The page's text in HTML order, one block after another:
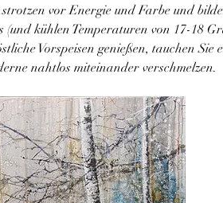
vor Energie und Farbe und
kühlen Temperaturen von 17-18
Vorspeisen genießen, tauchen
nahtlos miteinander verschmelzen.